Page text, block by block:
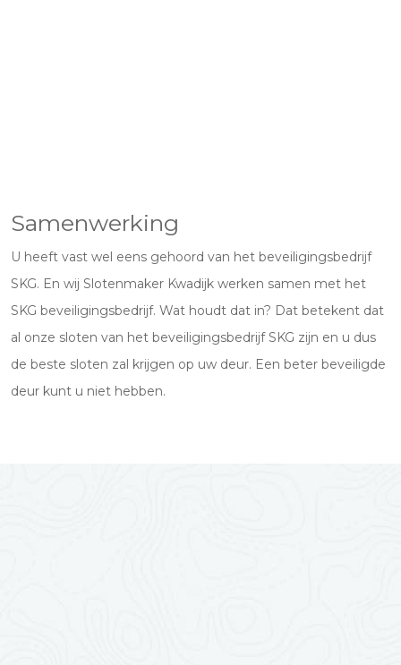
Samenwerking
U heeft vast wel eens gehoord van het beveiligingsbedrijf
SKG. En wij Slotenmaker Kwadijk werken samen met het
SKG beveiligingsbedrijf. Wat houdt dat in? Dat betekent dat
al onze sloten van het beveiligingsbedrijf SKG zijn en u dus
de beste sloten zal krijgen op uw deur. Een beter beveiligde
deur kunt u niet hebben.